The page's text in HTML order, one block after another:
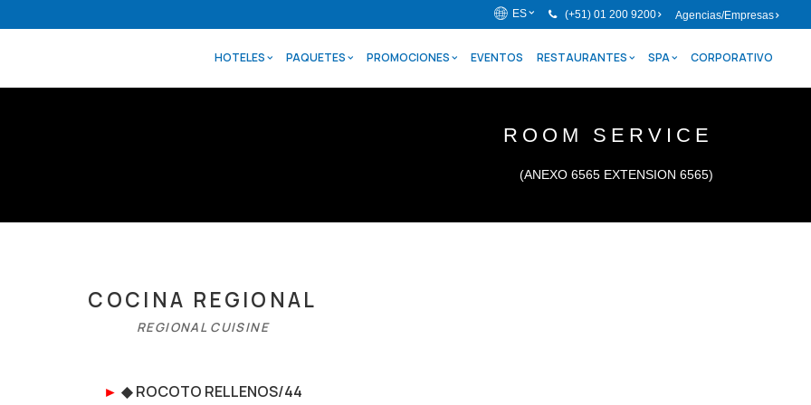
ES (+51) 01 200 9200 Agencias/Empresas
HOTELES PAQUETES PROMOCIONES EVENTOS RESTAURANTES SPA CORPORATIVO
ROOM SERVICE
(ANEXO 6565 EXTENSION 6565)
COCINA REGIONAL
REGIONAL CUISINE
► ◆ ROCOTO RELLENOS/44